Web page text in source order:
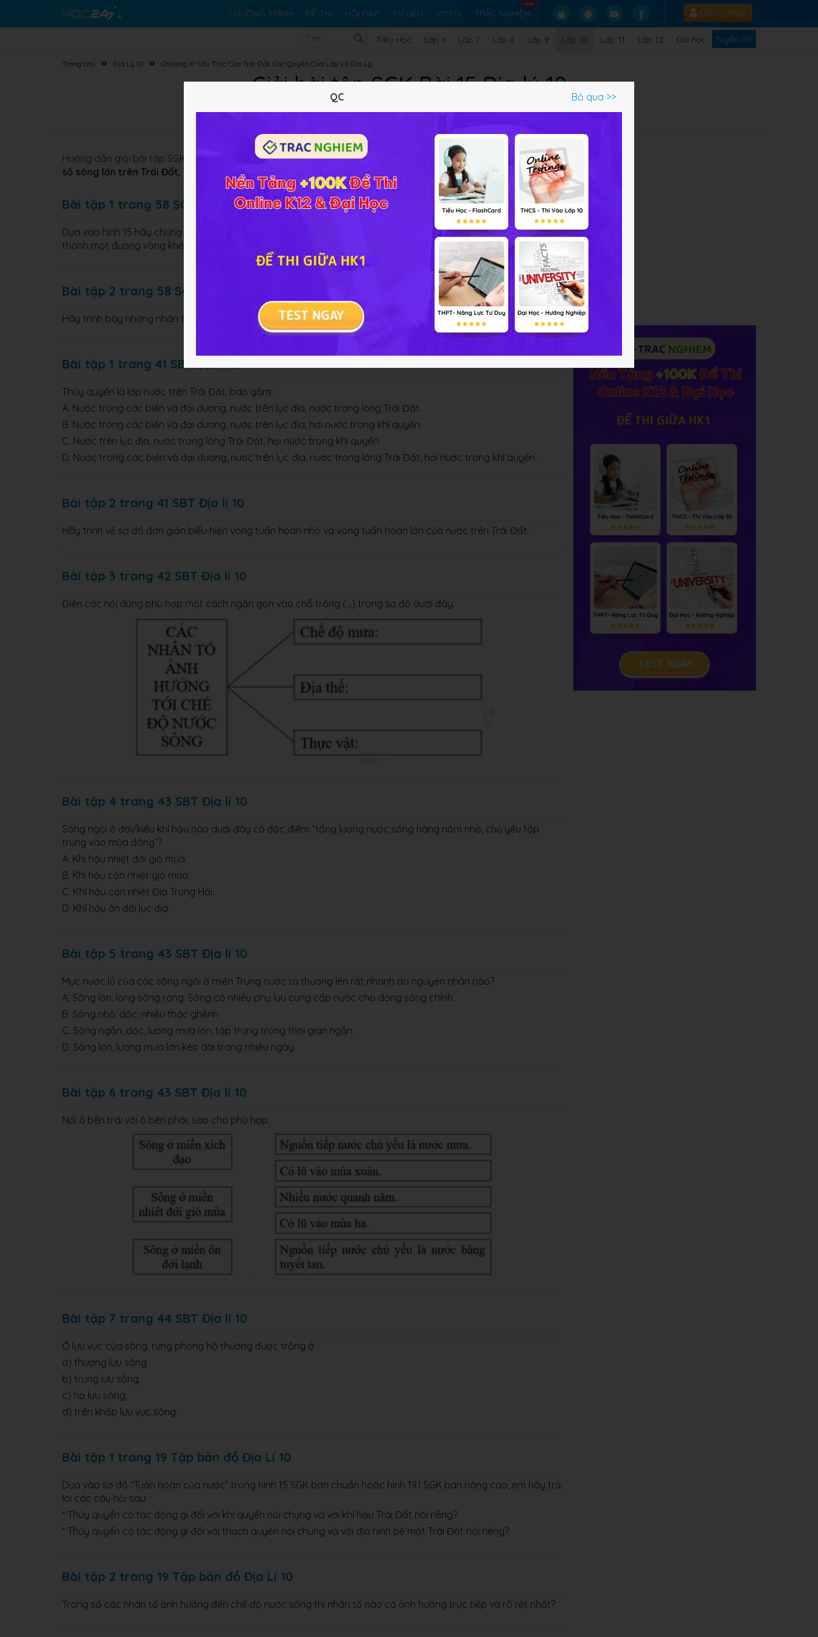
CHƯƠNG TRÌNH ĐỀ THI HỎI ĐÁP TƯ LIỆU VIDEO TRẮC NGHIỆM Đăng nhập
Tiểu Học Lớp 6 Lớp 7 Lớp 8 Lớp 9 Lớp 10 Lớp 11 Lớp 12 Đại học Tuyển GV
Trang chủ Địa Lý 10 Chương III: Cấu Trúc Của Trái Đất. Các Quyển Của Lớp Vỏ Địa Lý
Giải bài tập SGK Bài 15 Địa lý 10
Hướng dẫn giải bài tập SGK ​Thủy quyển. Một số nhân tố ảnh hưởng tới chế độ nước sông. Một
số sông lớn trên Trái Đất,
giúp các em có thể hiểu bài nhanh hơn và phương pháp học tốt hơn.
Bài tập 1 trang 58 SGK Địa lý 10
Dựa vào hình 15 hãy chứng minh rằng: nước trên Trái Đất tham gia vào nhiều vòng tuần hoàn, cuối cùng trở
thành một đường vòng khép kín.
Bài tập 2 trang 58 SGK Địa lý 10
Hãy trình bày những nhân tố ảnh hưởng tới chế độ nước sông.
Bài tập 1 trang 41 SBT Địa lí 10
Thủy quyển là lớp nước trên Trái Đất, bao gồm:
A. Nước trong các biển và đại dương, nước trên lục địa, nước trong lòng Trái Đất.
B. Nước trong các biển và đại dương, nước trên lục địa, hơi nước trong khí quyển.
C. Nước trên lục địa, nước trong lòng Trái Đất, hơi nước trong khí quyển.
D. Nước trong các biển và đại dương, nước trên lục địa, nước trong lòng Trái Đất, hơi nước trong khí quyển.
Bài tập 2 trang 41 SBT Địa lí 10
Hãy trình vẽ sơ đồ đơn giản biểu hiện vòng tuần hoàn nhỏ và vòng tuần hoàn lớn của nước trên Trái Đất.
Bài tập 3 trang 42 SBT Địa lí 10
Điền các nội dung phù hợp một cách ngắn gọn vào chỗ trống (...) trong sơ đồ dưới đây.
Bài tập 4 trang 43 SBT Địa lí 10
Sông ngòi ở đới/kiểu khí hậu nào dưới đây có đặc điểm “tổng lượng nước sông hàng năm nhỏ, chủ yếu tập
trung vào mùa đông”?
A. Khí hậu nhiệt đới gió mùa.
B. Khí hậu cận nhiệt gió mùa.
C. Khí hậu cận nhiệt Địa Trung Hải.
D. Khí hậu ôn đới lục địa.
Bài tập 5 trang 43 SBT Địa lí 10
Mực nước lũ của các sông ngòi ở miền Trung nước ta thường lên rất nhanh do nguyên nhân nào?
A. Sông lớn, lòng sông rộng. Sông có nhiều phụ lưu cung cấp nước cho dòng sông chính.
B. Sông nhỏ, dốc, nhiều thác ghềnh
C. Sông ngắn, dốc, lượng mưa lớn, tập trung trong thời gian ngắn.
D. Sông lớn, lượng mưa lớn kéo dài trong nhiều ngày.
Bài tập 6 trang 43 SBT Địa lí 10
Nối ô bên trái với ô bên phải, sao cho phù hợp.
Bài tập 7 trang 44 SBT Địa lí 10
Ở lưu vực của sông, rừng phòng hộ thường được trồng ở
a) thượng lưu sông.
b) trung lưu sông.
c) hạ lưu sông.
d) trên khắp lưu vực sông.
Bài tập 1 trang 19 Tập bản đồ Địa Lí 10
Dựa vào sơ đồ “Tuần hoàn của nước” trong hình 15 SGK ban chuẩn hoặc hình 19.1 SGK ban nâng cao, em hãy trả
lời các câu hỏi sau:
* Thủy quyển có tác động gì đối với khí quyển nói chung và với khí hậu Trái Đất nói riêng?
* Thủy quyển có tác động gì đối với thạch quyển nói chung và với địa hình bề mặt Trái Đất nói riêng?
Bài tập 2 trang 19 Tập bản đồ Địa Lí 10
Trong số các nhân tố ảnh hưởng đến chế độ nước sông thì nhân tố nào có ảnh hưởng trực tiếp và rõ rệt nhất?
QC Bỏ qua >>